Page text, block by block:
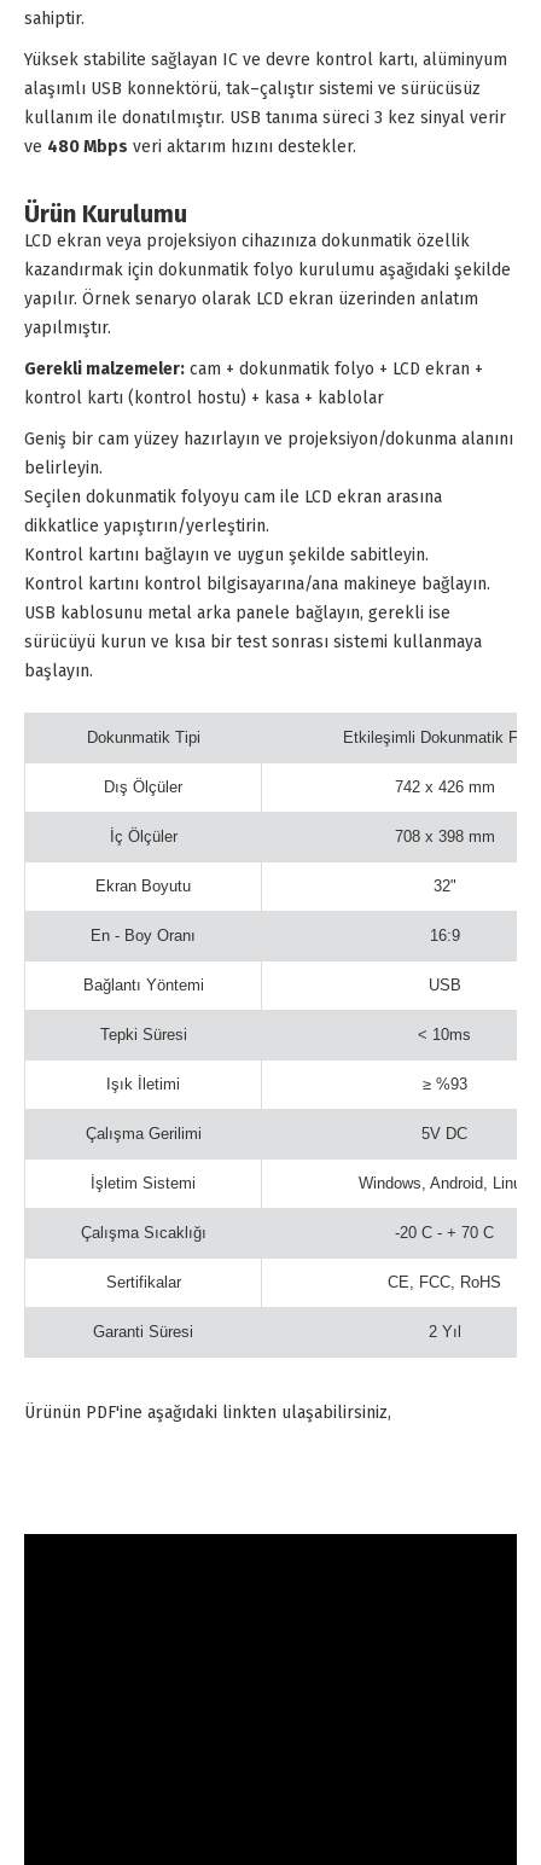
sahiptir.
Yüksek stabilite sağlayan IC ve devre kontrol kartı, alüminyum
alaşımlı USB konnektörü, tak–çalıştır sistemi ve sürücüsüz
kullanım ile donatılmıştır. USB tanıma süreci 3 kez sinyal verir
ve 480 Mbps veri aktarım hızını destekler.
Ürün Kurulumu
LCD ekran veya projeksiyon cihazınıza dokunmatik özellik
kazandırmak için dokunmatik folyo kurulumu aşağıdaki şekilde
yapılır. Örnek senaryo olarak LCD ekran üzerinden anlatım
yapılmıştır.
Gerekli malzemeler: cam + dokunmatik folyo + LCD ekran +
kontrol kartı (kontrol hostu) + kasa + kablolar
Geniş bir cam yüzey hazırlayın ve projeksiyon/dokunma alanını
belirleyin.
Seçilen dokunmatik folyoyu cam ile LCD ekran arasına
dikkatlice yapıştırın/yerleştirin.
Kontrol kartını bağlayın ve uygun şekilde sabitleyin.
Kontrol kartını kontrol bilgisayarına/ana makineye bağlayın.
USB kablosunu metal arka panele bağlayın, gerekli ise
sürücüyü kurun ve kısa bir test sonrası sistemi kullanmaya
başlayın.
Dokunmatik Tipi Etkileşimli Dokunmatik
Dış Ölçüler 742 x 426 mm
İç Ölçüler 708 x 398 mm
Ekran Boyutu 32"
En - Boy Oranı 16:9
Bağlantı Yöntemi USB
Tepki Süresi < 10ms
Işık İletimi ≥ %93
Çalışma Gerilimi 5V DC
İşletim Sistemi Windows, Android, Linux
Çalışma Sıcaklığı -20 C - + 70 C
Sertifikalar CE, FCC, RoHS
Garanti Süresi 2 Yıl
Ürünün PDF'ine aşağıdaki linkten ulaşabilirsiniz,